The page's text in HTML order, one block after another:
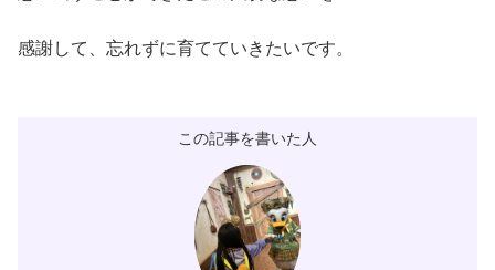
感謝して、忘れずに育てていきたいです。
この記事を書いた人